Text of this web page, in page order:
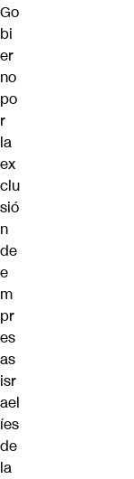
Go
bi
er
no
po
r
la
ex
clu
sió
n
de
e
m
pr
es
as
isr
ael
íes
de
la